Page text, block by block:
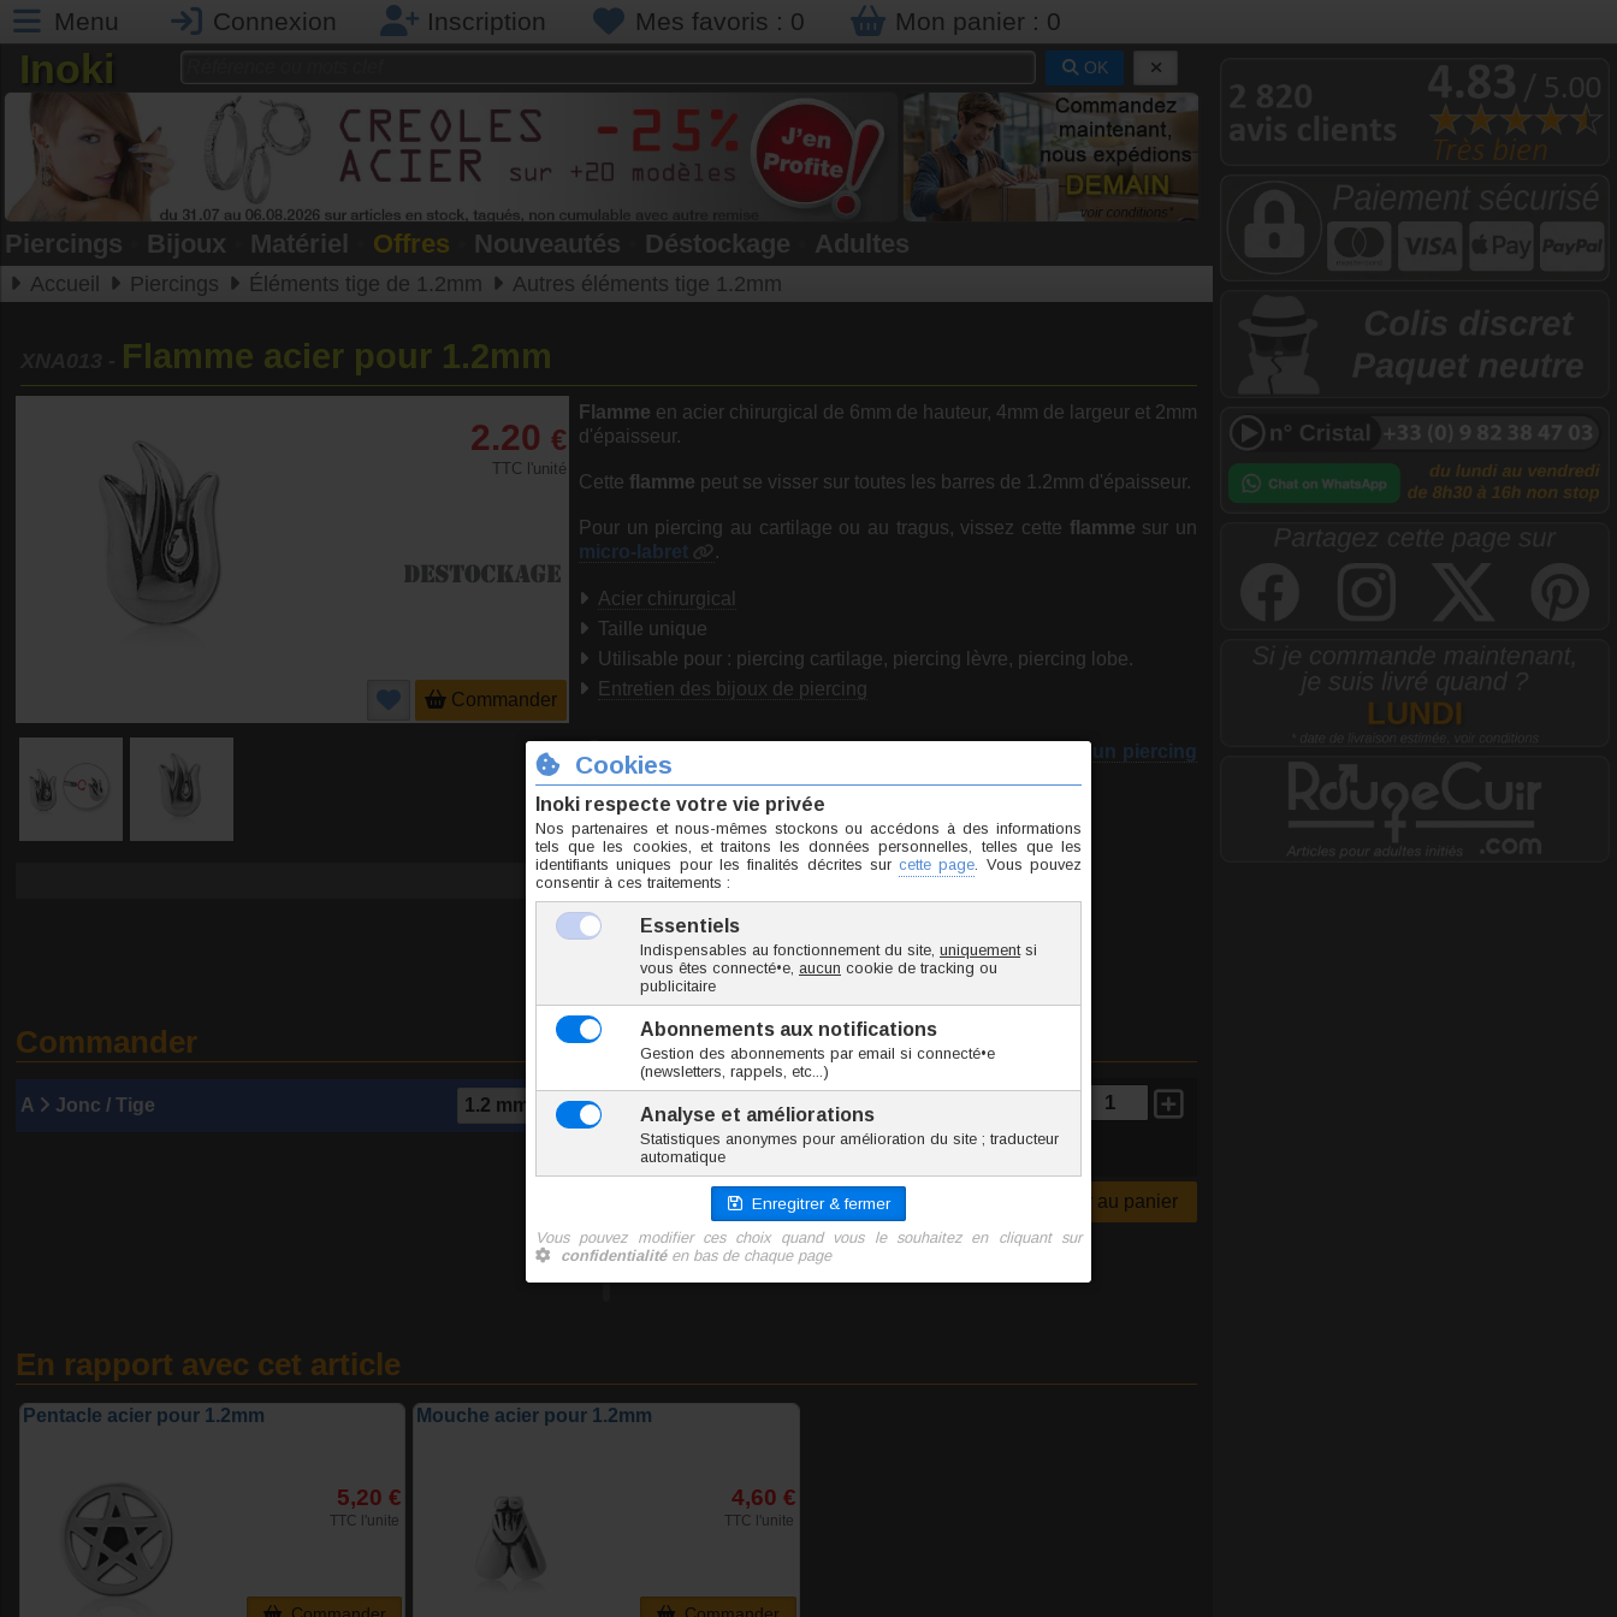
Menu Connexion Inscription Mes favoris : 0 Mon panier : 0
Inoki OK
Piercings Bijoux Matériel Offres Nouveautés Déstockage Adultes
Accueil Piercings Éléments tige de 1.2mm Autres éléments tige 1.2mm
Flamme acier pour 1.2mm
2.20 €
TTC l'unité
Commander
Flamme en acier chirurgical de 6mm de hauteur, 4mm de largeur et 2mm
d'épaisseur.
Cette flamme peut se visser sur toutes les barres de 1.2mm d'épaisseur.
Pour un piercing au cartilage ou au tragus, vissez cette flamme sur un
micro-labret
.
Acier chirurgical
Taille unique
Utilisable pour : piercing cartilage, piercing lèvre, piercing lobe.
Entretien des bijoux de piercing
Téléchargez notre guide : Prendre les mesures pour un piercing
Commander
A Jonc / Tige
XNA013-1.2
0.2 g
2.20 €
Ajouter au panier
En rapport avec cet article
Pentacle acier pour 1.2mm
5,20 €
TTC l'unite
Mouche acier pour 1.2mm
4,60 €
TTC l'unite